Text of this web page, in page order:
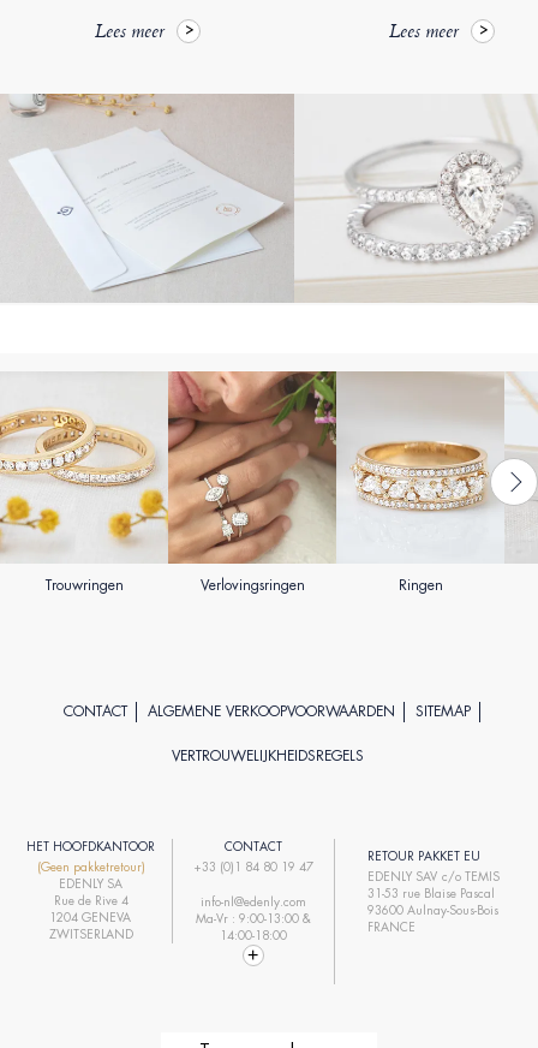
Lees meer Lees meer
Trouwringen Verlovingsringen Ringen
CONTACT ALGEMENE VERKOOPVOORWAARDEN SITEMAP
VERTROUWELIJKHEIDSREGELS
HET HOOFDKANTOOR
(Geen pakketretour)
EDENLY SA
Rue de Rive 4
1204 GENEVA
ZWITSERLAND
CONTACT
+33 (0)1 84 80 19 47
info-nl@edenly.com
Ma-Vr : 9:00-13:00 &
14:00-18:00
RETOUR PAKKET EU
EDENLY SAV c/o TEMIS
31-53 rue Blaise Pascal
93600 Aulnay-Sous-Bois
FRANCE